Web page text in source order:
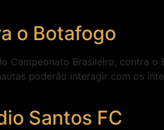
o Botafogo
Campeonato Brasileiro, contra
poderão interagir com os
Santos FC